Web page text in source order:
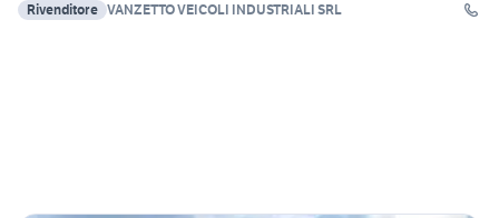
Rivenditore VANZETTO VEICOLI INDUSTRIALI SRL